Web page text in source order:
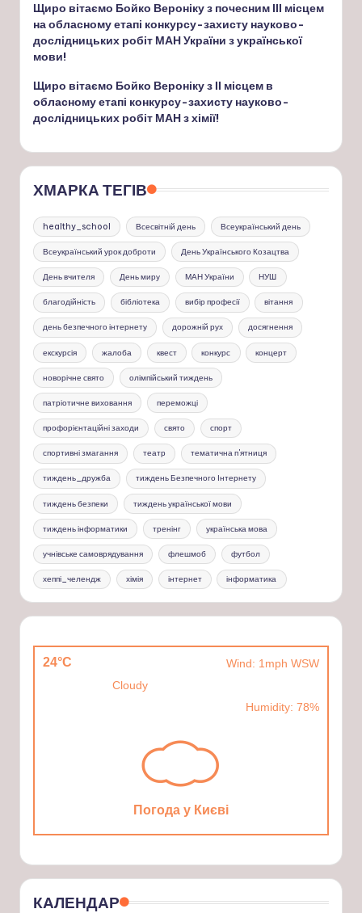
Щиро вітаємо Бойко Вероніку з почесним ІІІ місцем
на обласному етапі конкурсу-захисту науково-
дослідницьких робіт МАН України з української
мови!
Щиро вітаємо Бойко Вероніку з ІІ місцем в
обласному етапі конкурсу-захисту науково-
дослідницьких робіт МАН з хімії!
ХМАРКА ТЕГІВ
healthy_school Всесвітній день Всеукраїнський день
Всеукраїнський урок доброти День Українського Козацтва
День вчителя День миру МАН України НУШ
благодійність бібліотека вибір професії вітання
день безпечного інтернету дорожній рух досягнення
екскурсія жалоба квест конкурс концерт
новорічне свято олімпійський тиждень
патріотичне виховання переможці
профорієнтаційні заходи свято спорт
спортивні змагання театр тематична п'ятниця
тиждень_дружба тиждень Безпечного Інтернету
тиждень безпеки тиждень української мови
тиждень інформатики тренінг українська мова
учнівське самоврядування флешмоб футбол
хеппі_челендж хімія інтернет інформатика
24°C
Wind: 1mph WSW
Cloudy
Humidity: 78%
Погода у Києві
КАЛЕНДАР